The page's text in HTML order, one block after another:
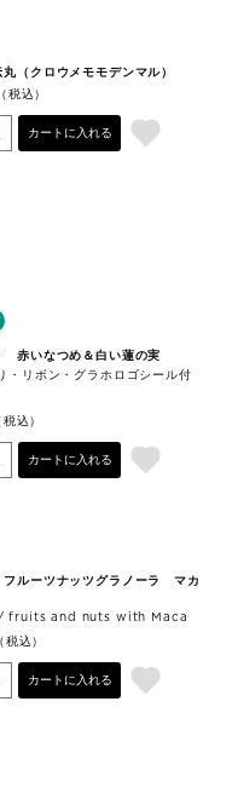
（クロウメモモデンマル）
税込）
カートに入れる
赤いなつめ＆白い蓮の実
・リボン・グラホロゴシール付
込）
カートに入れる
ルーツナッツグラノーラ マカ
fruits and nuts with Maca
税込）
カートに入れる